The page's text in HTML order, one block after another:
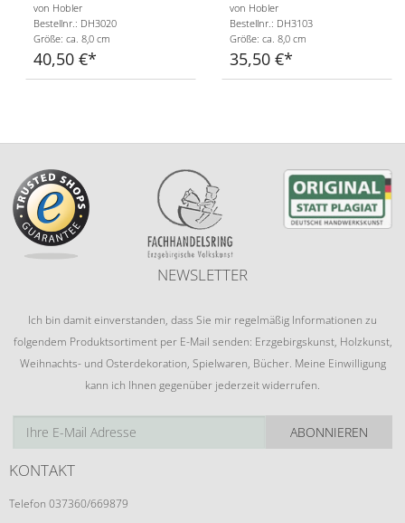
von Hobler
Bestellnr.: DH3020
Größe: ca. 8,0 cm
40,50 €
von Hobler
Bestellnr.: DH3103
Größe: ca. 8,0 cm
35,50 €
NEWSLETTER
Ich bin damit einverstanden, dass Sie mir regelmäßig Informationen zu
folgendem Produktsortiment per E-Mail senden: Erzgebirgskunst, Holzkunst,
Weihnachts- und Osterdekoration, Spielwaren, Bücher. Meine Einwilligung
kann ich Ihnen gegenüber jederzeit widerrufen.
ABONNIEREN
KONTAKT
Telefon 037360/669879